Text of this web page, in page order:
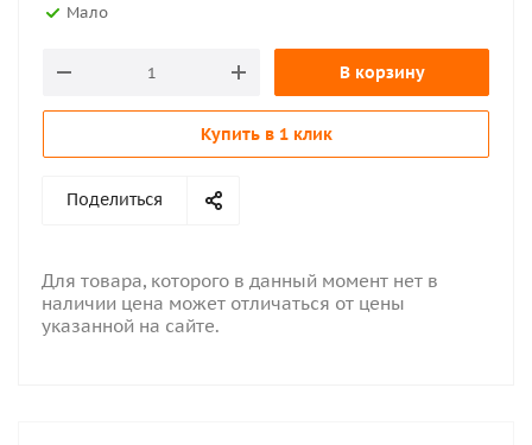
Мало
В корзину
Купить в 1 клик
Поделиться
Для товара, которого в данный момент нет в
наличии цена может отличаться от цены
указанной на сайте.